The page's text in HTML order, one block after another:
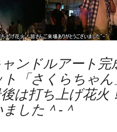
ャンドルアート完
「さくらちゃん
は打ち上げ花火
した＾-＾